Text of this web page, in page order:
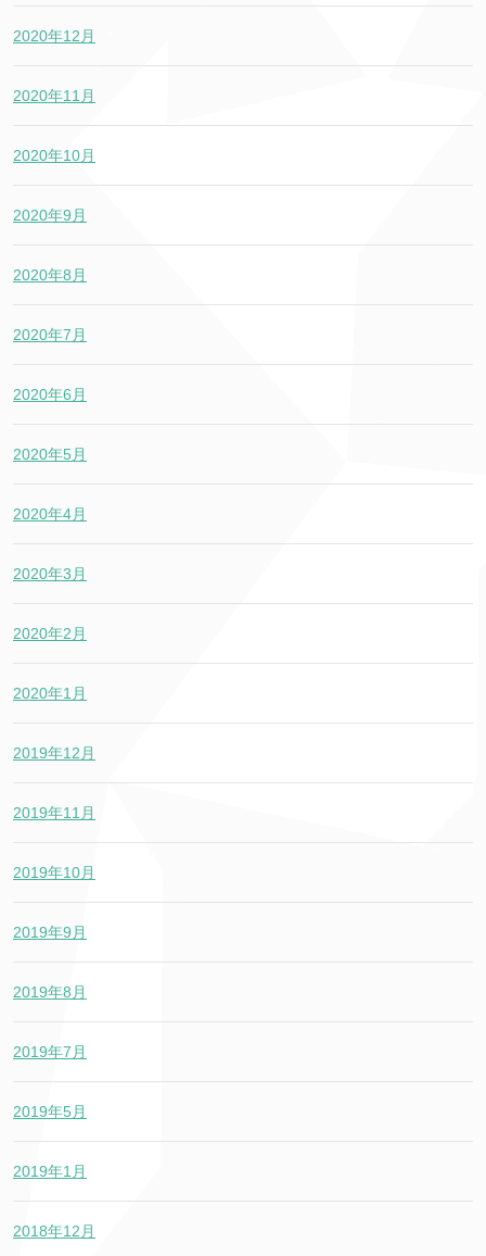
2020年12月
2020年11月
2020年10月
2020年9月
2020年8月
2020年7月
2020年6月
2020年5月
2020年4月
2020年3月
2020年2月
2020年1月
2019年12月
2019年11月
2019年10月
2019年9月
2019年8月
2019年7月
2019年5月
2019年1月
2018年12月